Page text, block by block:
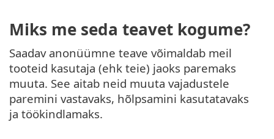
Miks me seda teavet kogume?
Saadav anonüümne teave võimaldab meil
tooteid kasutaja (ehk teie) jaoks paremaks
muuta. See aitab neid muuta vajadustele
paremini vastavaks, hõlpsamini kasutatavaks
ja töökindlamaks.